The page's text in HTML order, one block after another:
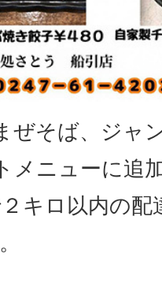
ぜそば、ジャ
メニューに追
キロ以内の配